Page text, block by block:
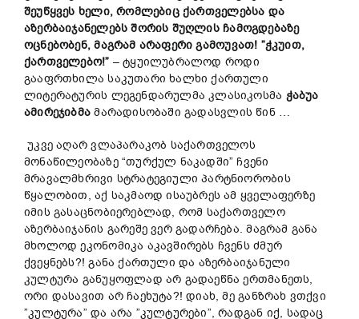
შეუწყვეს ხელი,რომლებიცქართველებსა და
აზერბაიჯანელებს შორის შუღლის ჩამოგდებაზე
ოცნებობენ,მაგრამ არაფერი გამოუვათ! ”ჭკუით,
ქართველებო!” – ტყუილუბრალოდ როდი
გააფრთხილა საკუთარი ხალხი ქართული
ლიტერატურის ლეგენდარულმა კლასიკოსმა ჭაბუა
ამირეჯიბმა მარადისობაში გადასვლის წინ …
უკვე აღარ ვლაპარაკობ საქართველოს
მონაწილეობაზე “თურქულ ნაკადში” ჩვენი
მრავალმხრივი სტრატეგიული პარტნიორობის
წყალობით, აქ საკმაოდ ისაუბრეს ამ ყველაფერზე
იმის გასაცნობიერებლად, რომ საქართველო
აზერბაიჯანის გარეშე ვერ გადარჩება. მაგრამ განა
მხოლოდ ეკონომიკა აკავშირებს ჩვენს ძმურ
ქვეყნებს?! განა ქართული და აზერბაიჯანული
კულტურა განუყოფლად არ გადაეწნა ერთმანეთს,
ორი დასავით არ ჩაეხუტა?! დიახ, მე განზრახ ვთქვი
”კულტურა” და არა ”კულტურები”, რადგან იქ, სადაც